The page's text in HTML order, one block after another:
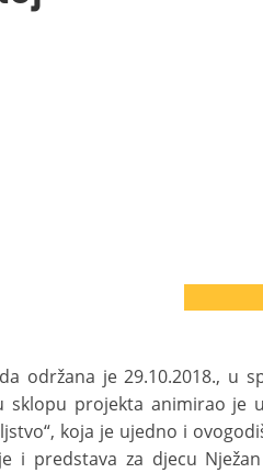
održana je 29.10.2018., u
projekta animirao je
koja je ujedno i
predstava za djecu